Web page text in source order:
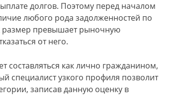
долгов. Поэтому перед началом
любого рода задолженностей по
размер превышает рыночную
от него.
как лично гражданином,
узкого профиля позволит
записав данную оценку в